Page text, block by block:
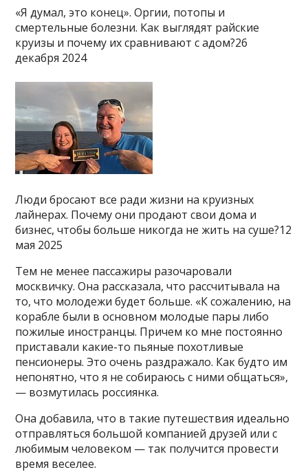
«Я думал, это конец». Оргии, потопы и
смертельные болезни. Как выглядят райские
круизы и почему их сравнивают с адом?26
декабря 2024
Люди бросают все ради жизни на круизных
лайнерах. Почему они продают свои дома и
бизнес, чтобы больше никогда не жить на суше?12
мая 2025
Тем не менее пассажиры разочаровали
москвичку. Она рассказала, что рассчитывала на
то, что молодежи будет больше. «К сожалению, на
корабле были в основном молодые пары либо
пожилые иностранцы. Причем ко мне постоянно
приставали какие-то пьяные похотливые
пенсионеры. Это очень раздражало. Как будто им
непонятно, что я не собираюсь с ними общаться»,
— возмутилась россиянка.
Она добавила, что в такие путешествия идеально
отправляться большой компанией друзей или с
любимым человеком — так получится провести
время веселее.